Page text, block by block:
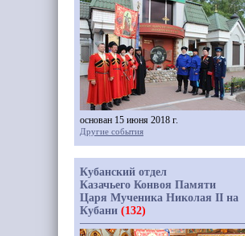
основан 15 июня 2018 г.
Другие события
Кубанский отдел
Казачьего Конвоя Памяти
Царя Мученика Николая II на
Кубани (132)